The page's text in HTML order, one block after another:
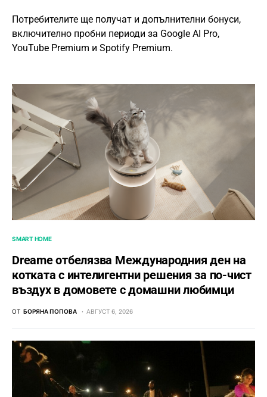
Потребителите ще получат и допълнителни бонуси,
включително пробни периоди за Google AI Pro,
YouTube Premium и Spotify Premium.
SMART HOME
Dreame отбелязва Международния ден на
котката с интелигентни решения за по-чист
въздух в домовете с домашни любимци
ОТ БОРЯНА ПОПОВА АВГУСТ 6, 2026